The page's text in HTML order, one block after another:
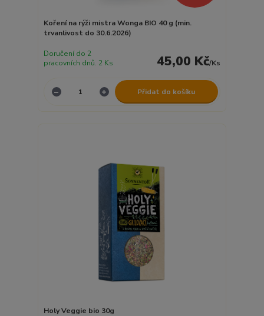
Koření na rýži mistra Wonga BIO 40 g (min.
trvanlivost do 30.6.2026)
45,00 Kč/Ks
Doručení do 2
pracovních dnů. 2 Ks
Přidat do košíku
Holy Veggie bio 30g